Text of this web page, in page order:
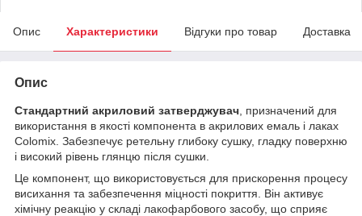
Опис Характеристики Відгуки про товар Доставка
Опис
Стандартний акриловий затверджувач , призначений для
використання в якості компонента в акрилових емаль і лаках
Colomix. Забезпечує ретельну глибоку сушку, гладку поверхню
і високий рівень глянцю після сушки.
Це компонент, що використовується для прискорення процесу
висихання та забезпечення міцності покриття. Він активує
хімічну реакцію у складі лакофарбового засобу, що сприяє